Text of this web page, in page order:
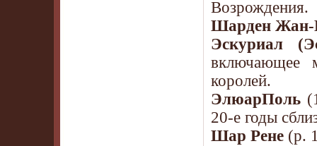
Возрождения.
Шарден Жан-
Эскуриал
включающее
королей.
ЭлюарПоль
20-е годы
Шар Рене (р.